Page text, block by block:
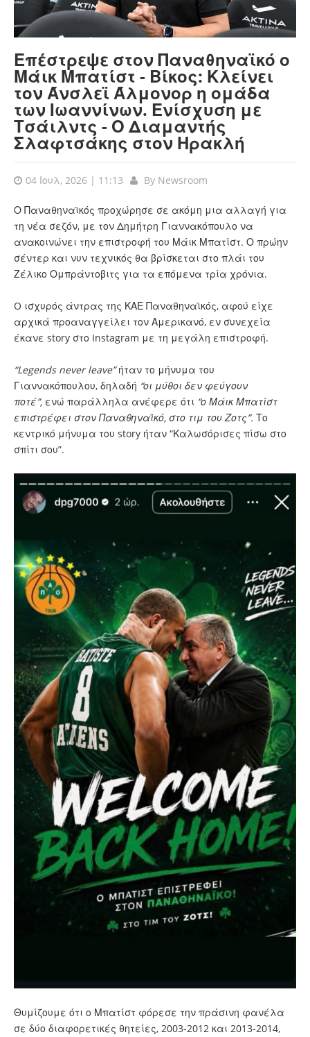
Επέστρεψε στον Παναθηναϊκό ο
Μάικ Μπατίστ - Βίκος: Κλείνει
τον Άνσλεϊ Άλμονορ η ομάδα
των Ιωαννίνων. Ενίσχυση με
Τσάιλντς - Ο Διαμαντής
Σλαφτσάκης στον Ηρακλή
04 Ιουλ, 2026 | 11:13 By Newsroom
Ο Παναθηναϊκός προχώρησε σε ακόμη μια αλλαγή για
τη νέα σεζόν, με τον Δημήτρη Γιαννακόπουλο να
ανακοινώνει την επιστροφή του Μάικ Μπατίστ. Ο πρώην
σέντερ και νυν τεχνικός θα βρίσκεται στο πλάι του
Ζέλικο Ομπράντοβιτς για τα επόμενα τρία χρόνια.
O ισχυρός άντρας της ΚΑΕ Παναθηναϊκός, αφού είχε
αρχικά προαναγγείλει τον Αμερικανό, εν συνεχεία
έκανε story στο Instagram με τη μεγάλη επιστροφή.
“Legends never leave”ήταν το μήνυμα του
Γιαννακόπουλου, δηλαδή “οι μύθοι δεν φεύγουν
ποτέ”, ενώ παράλληλα ανέφερε ότι “ο Μάικ Μπατίστ
επιστρέφει στον Παναθηναϊκό, στο τιμ του Ζοτς”. Το
κεντρικό μήνυμα του story ήταν “Καλωσόρισες πίσω στο
σπίτι σου”.
Θυμίζουμε ότι ο Μπατίστ φόρεσε την πράσινη φανέλα
σε δύο διαφορετικές θητείες, 2003-2012 και 2013-2014,